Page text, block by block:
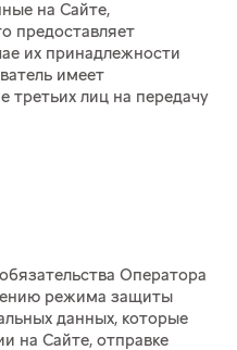
на Сайте,
предоставляет
их принадлежности
имеет
третьих лиц на передачу
Оператора
режима защиты
данных, которые
на Сайте, отправке